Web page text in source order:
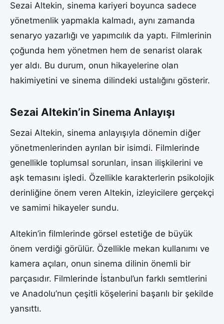
Sezai Altekin, sinema kariyeri boyunca sadece
yönetmenlik yapmakla kalmadı, aynı zamanda
senaryo yazarlığı ve yapımcılık da yaptı. Filmlerinin
çoğunda hem yönetmen hem de senarist olarak
yer aldı. Bu durum, onun hikayelerine olan
hakimiyetini ve sinema dilindeki ustalığını gösterir.
Sezai Altekin’in Sinema Anlayışı
Sezai Altekin, sinema anlayışıyla dönemin diğer
yönetmenlerinden ayrılan bir isimdi. Filmlerinde
genellikle toplumsal sorunları, insan ilişkilerini ve
aşk temasını işledi. Özellikle karakterlerin psikolojik
derinliğine önem veren Altekin, izleyicilere gerçekçi
ve samimi hikayeler sundu.
Altekin’in filmlerinde görsel estetiğe de büyük
önem verdiği görülür. Özellikle mekan kullanımı ve
kamera açıları, onun sinema dilinin önemli bir
parçasıdır. Filmlerinde İstanbul’un farklı semtlerini
ve Anadolu’nun çeşitli köşelerini başarılı bir şekilde
yansıttı.